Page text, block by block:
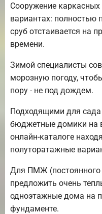
Сооружение
вариантах: полностью
сруб отстаивается на
времени.
Зимой специалисты
морозную погоду,
пору - не под дождем.
Подходящими для
бюджетные домики на
онлайн-каталоге
полуторатажные
Для ПМЖ (постоянного
предложить очень
одноэтажные дома на
фундаменте.